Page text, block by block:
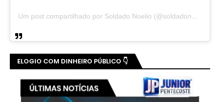
Um post compartilhado por Soldado Noelio (@soldadonoelio)
ELOGIO COM DINHEIRO PÚBLICO 👇